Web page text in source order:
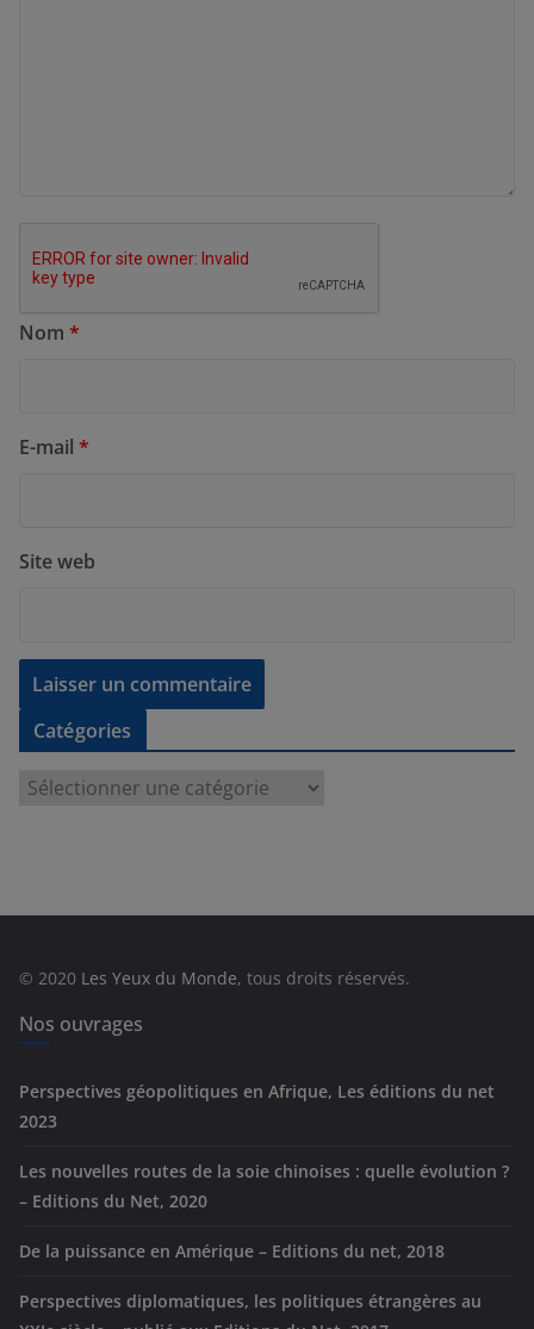
Nom *
E-mail *
Site web
Catégories
e
© 2020 Les Yeux du Monde, tous droits réservés.
Nos ouvrages
Perspectives géopolitiques en Afrique, Les éditions du net
2023
Les nouvelles routes de la soie chinoises : quelle évolution ?
– Editions du Net, 2020
De la puissance en Amérique – Editions du net, 2018
Perspectives diplomatiques, les politiques étrangères au